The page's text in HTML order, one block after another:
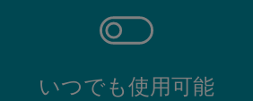
いつでも使用可能